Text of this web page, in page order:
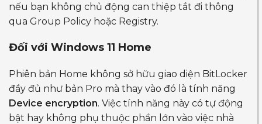
nếu bạn không chủ động can thiệp tắt đi thông
qua Group Policy hoặc Registry.
Đối với Windows 11 Home
Phiên bản Home không sở hữu giao diện BitLocker
đầy đủ như bản Pro mà thay vào đó là tính năng
Device encryption. Việc tính năng này có tự động
bật hay không phụ thuộc phần lớn vào việc nhà